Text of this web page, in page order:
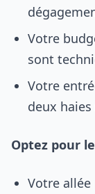
Votre
sont
Votre
deux
Optez pour
Votre